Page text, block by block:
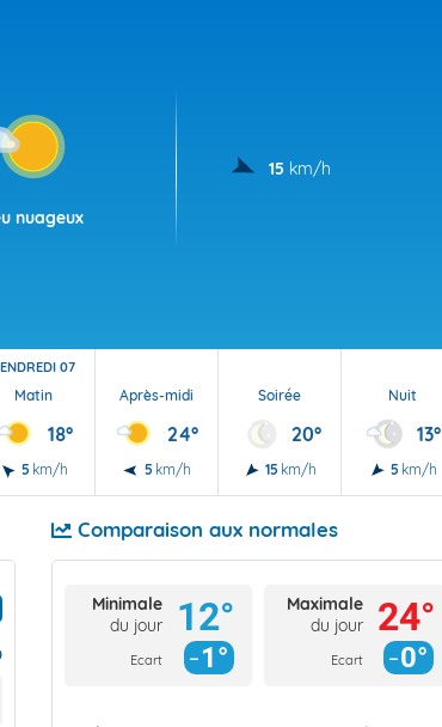
nuageux
15 km/h
07
Matin
18°
5 km/h
Après-midi
24°
5 km/h
Soirée
20°
15 km/h
Nuit
13°
5 km/h
Comparaison aux normales
Minimale
du jour
Ecart
12°
1°
Maximale
du jour
Ecart
24°
0°